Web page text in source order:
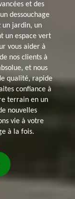
et des
dessouchage
un jardin, un
un espace vert
vous aider à
nos clients à
et nous
qualité, rapide
confiance à
terrain en un
nouvelles
vie à votre
à la fois.